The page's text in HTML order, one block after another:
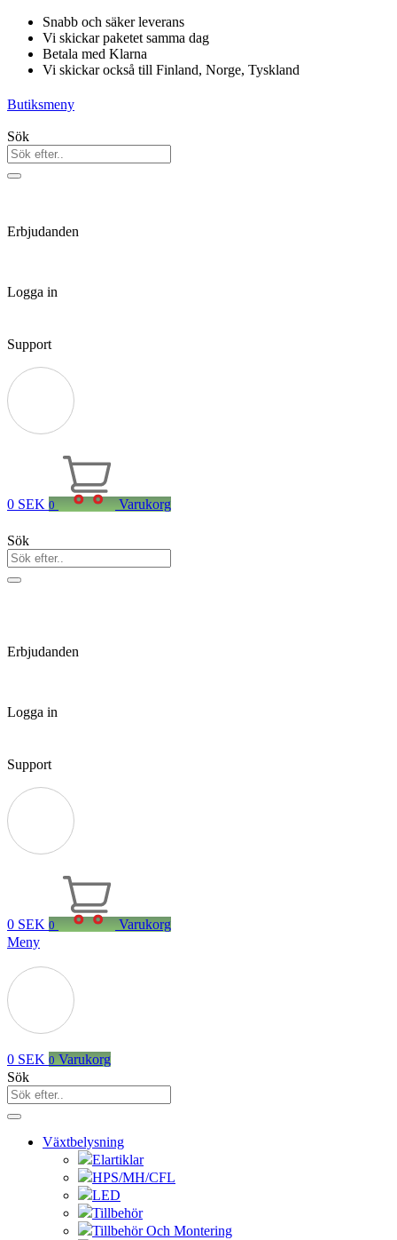
Hoppa
innehåll
Snabb och säker leverans
Vi skickar paketet samma dag
Betala med Klarna
Vi skickar också till Finland, Norge, Tyskland
Butiksmeny
Sök
Erbjudanden
Logga in
Support
0 SEK 0 Varukorg
Sök
Erbjudanden
Logga in
Support
0 SEK 0
Varukorg
Meny
0 SEK 0 Varukorg
Sök
Växtbelysning
Elartiklar
HPS/MH/CFL
LED
Tillbehör
Tillbehör Och Montering